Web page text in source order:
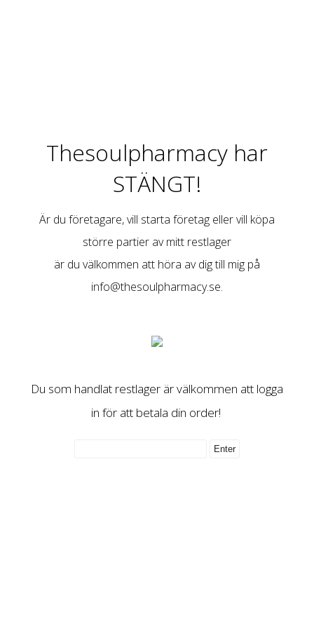
Thesoulpharmacy har
STÄNGT!
Är du företagare, vill starta företag eller vill köpa
större partier av mitt restlager
är du välkommen att höra av dig till mig på
info@thesoulpharmacy.se.
Du som handlat restlager är välkommen att logga
in för att betala din order!